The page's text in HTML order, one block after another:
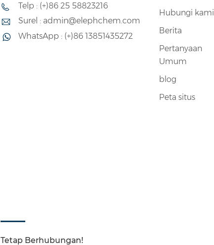
Telp : (+)86 25 58823216
Surel : admin@elephchem.com
WhatsApp : (+)86 13851435272
Hubungi kami
Berita
Pertanyaan
Umum
blog
Peta situs
Tetap Berhubungan!